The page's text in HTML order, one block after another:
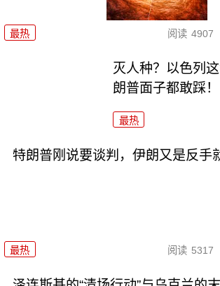
最热 阅读 4907
灭人种？以色列
朗普面子都敢踩！
最热
特朗普刚说要谈判，伊朗又是反手
最热 阅读 5317